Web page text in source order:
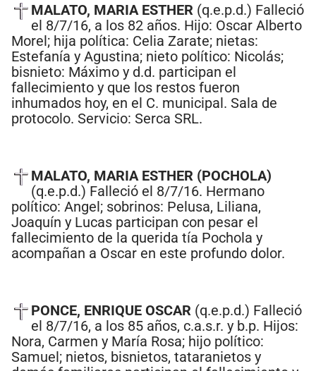
MALATO, MARIA ESTHER (q.e.p.d.) Falleció
el 8/7/16, a los 82 años. Hijo: Oscar Alberto
Morel; hija política: Celia Zarate; nietas:
Estefanía y Agustina; nieto político: Nicolás;
bisnieto: Máximo y d.d. participan el
fallecimiento y que los restos fueron
inhumados hoy, en el C. municipal. Sala de
protocolo. Servicio: Serca SRL.
MALATO, MARIA ESTHER (POCHOLA)
(q.e.p.d.) Falleció el 8/7/16. Hermano
político: Angel; sobrinos: Pelusa, Liliana,
Joaquín y Lucas participan con pesar el
fallecimiento de la querida tía Pochola y
acompañan a Oscar en este profundo dolor.
PONCE, ENRIQUE OSCAR (q.e.p.d.) Falleció
el 8/7/16, a los 85 años, c.a.s.r. y b.p. Hijos:
Nora, Carmen y María Rosa; hijo político:
Samuel; nietos, bisnietos, tataranietos y